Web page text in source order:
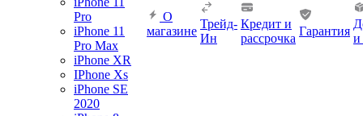
Pro
iPhone 11
Pro Max
iPhone XR
IPhone Xs
iPhone SE
2020
О
магазине
Трейд-
Ин
Кредит и
рассрочка
Гарантия
и